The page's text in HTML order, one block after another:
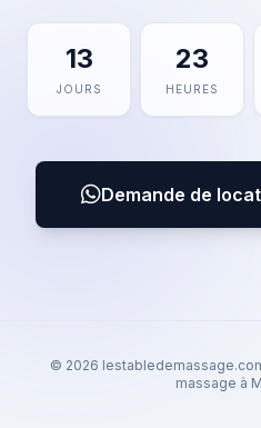
13
JOURS
23
HEURES
Demande de
© 2026
massage à